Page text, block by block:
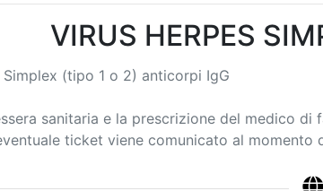
VIRUS HERPES
Simplex (tipo 1 o 2) anticorpi IgG
sanitaria e la prescrizione del medico
ticket viene comunicato al momento